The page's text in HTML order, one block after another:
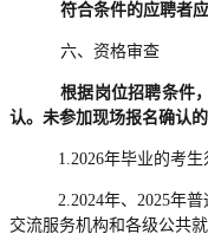
符合条件的应聘者
六、资格审查
根据岗位招聘条件
认。未参加现场报名确认
1.2026年毕业的考
2.2024年、2025年
交流服务机构和各级公共